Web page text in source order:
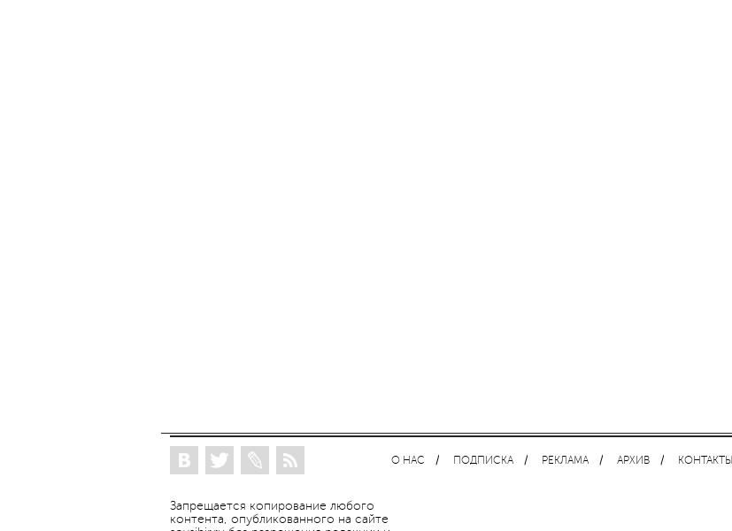
Запрещается копирование любого
контента, опубликованного на сайте
О НАС ПОДПИСКА РЕКЛАМА АРХИВ КОНТАКТЫ